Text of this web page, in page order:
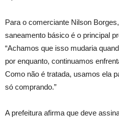
Para o comerciante Nilson
saneamento básico é o principal
“Achamos que isso mudaria
por enquanto, continuamos
Como não é tratada, usamos ela
só comprando.”
A prefeitura afirma que deve